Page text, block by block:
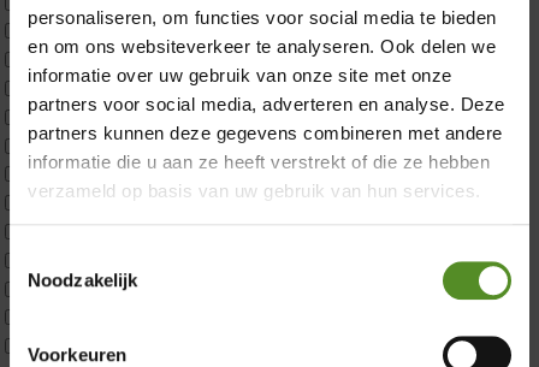
personaliseren, om functies voor social media te bieden
en om ons websiteverkeer te analyseren. Ook delen we
informatie over uw gebruik van onze site met onze
partners voor social media, adverteren en analyse. Deze
partners kunnen deze gegevens combineren met andere
informatie die u aan ze heeft verstrekt of die ze hebben
verzameld op basis van uw gebruik van hun services.
Toestemmingsselectie
Noodzakelijk
Voorkeuren
ErkendMatras 1 Pers
ErkendMatras 2 Pers
ErkendMatras twijfelaar product
Matrassen
Matrastopper 10cm
p350 1 Pers
p350 2 Pers
P650 25cm Tweepersoons een kern aanpasbaar
Toppers